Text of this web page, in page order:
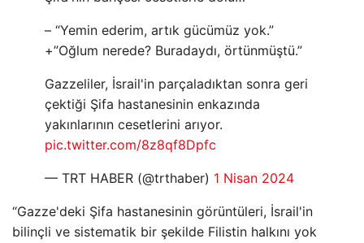
– “Yemin ederim, artık gücümüz yok.”
+”Oğlum nerede? Buradaydı, örtünmüştü.”
Gazzeliler, İsrail'in parçaladıktan sonra geri
çektiği Şifa hastanesinin enkazında
yakınlarının cesetlerini arıyor.
pic.twitter.com/8z8qf8Dpfc
— TRT HABER (@trthaber) 1 Nisan 2024
“Gazze'deki Şifa hastanesinin görüntüleri, İsrail'in
bilinçli ve sistematik bir şekilde Filistin halkını yok